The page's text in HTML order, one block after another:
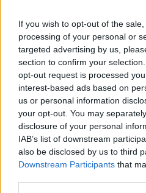
If you wish to opt-out of the
processing of your personal or
targeted advertising by us,
section to confirm your
opt-out request is processed
interest-based ads based on
us or personal information
your opt-out. You may
disclosure of your personal
IAB’s list of downstream
also be disclosed by us to third
Downstream Participants that
την ευκαιρία να τρέξουν τη
στη θάλασσα των 10χλμ.
Ομίλου ΜΟΤΟΔΥΝΑΜΙΚΗ,
εκατοντάδων ετών με θέα
τερμάτισαν τη διαδρομή
από
Ο Όμιλος
εθελοντική ομάδα του
βελτίωση των συνθηκών και
βοήθειας σε ευάλωτες